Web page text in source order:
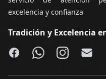
excelencia y confianza
Tradición y Excelencia
Facebook
WhatsApp